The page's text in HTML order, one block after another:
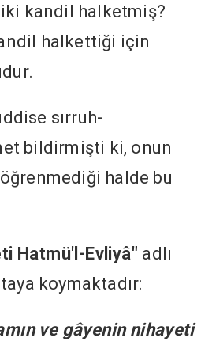
kandil halketmiş?
halkettiği için
sırruh-
bildirmişti ki, onun
halde bu
Hatmü'l-Evliyâ" adlı
koymaktadır:
ve gâyenin nihayeti